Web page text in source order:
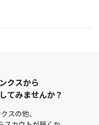
クスから
てみませんか？
スの他、